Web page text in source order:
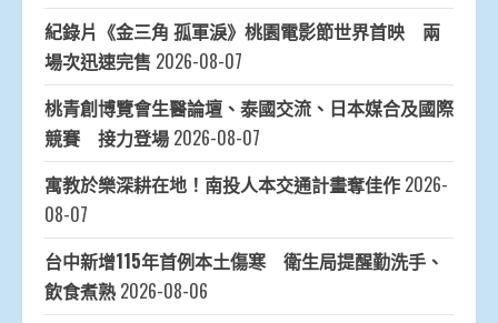
紀錄片《金三角 孤軍淚》桃園電影節世界首映 兩
場次迅速完售 2026-08-07
桃青創博覽會生醫論壇、泰國交流、日本媒合及國際
競賽 接力登場 2026-08-07
寓教於樂深耕在地！南投人本交通計畫奪佳作 2026-
08-07
台中新增115年首例本土傷寒 衛生局提醒勤洗手、
飲食煮熟 2026-08-06